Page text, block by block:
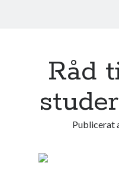
Råd
Publicerat